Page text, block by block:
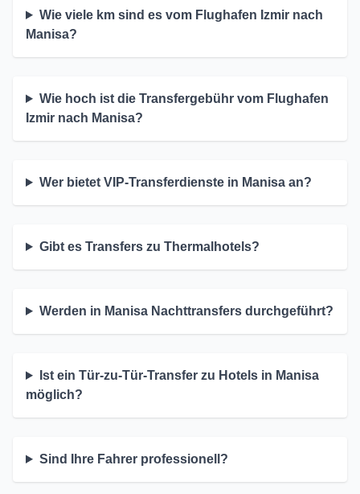
Wie viele km sind es vom Flughafen Izmir nach
Manisa?
Wie hoch ist die Transfergebühr vom Flughafen
Izmir nach Manisa?
Wer bietet VIP-Transferdienste in Manisa an?
Gibt es Transfers zu Thermalhotels?
Werden in Manisa Nachttransfers durchgeführt?
Ist ein Tür-zu-Tür-Transfer zu Hotels in Manisa
möglich?
Sind Ihre Fahrer professionell?